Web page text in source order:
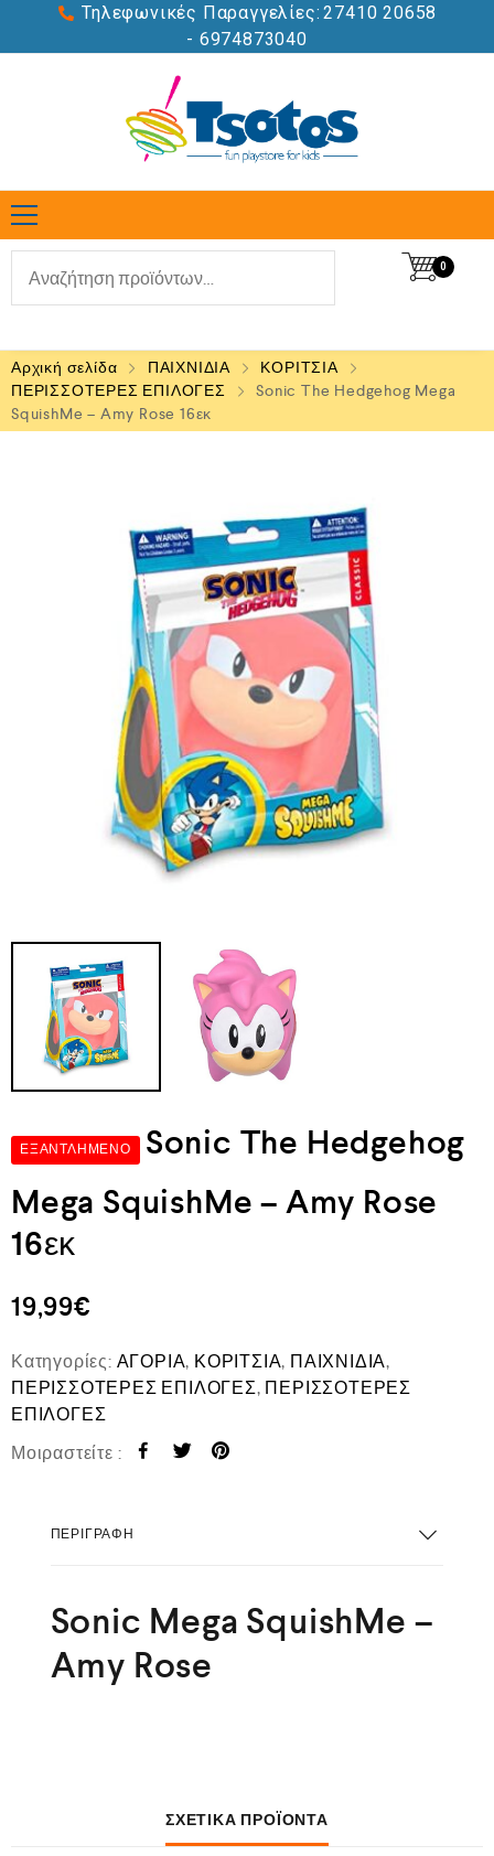
Τηλεφωνικές Παραγγελίες: 27410 20658
- 6974873040
0
Αρχική σελίδα ΠΑΙΧΝΙΔΙΑ
ΚΟΡΙΤΣΙΑ
ΠΕΡΙΣΣΟΤΕΡΕΣ ΕΠΙΛΟΓΕΣ
Sonic The Hedgehog Mega
SquishMe – Amy Rose 16εκ
ΕΞΑΝΤΛΗΜΈΝΟ
Sonic The Hedgehog
Mega SquishMe – Amy Rose
16εκ
19,99€
Κατηγορίες: ΑΓΟΡΙΑ, ΚΟΡΙΤΣΙΑ, ΠΑΙΧΝΙΔΙΑ,
ΠΕΡΙΣΣΟΤΕΡΕΣ ΕΠΙΛΟΓΕΣ, ΠΕΡΙΣΣΟΤΕΡΕΣ
ΕΠΙΛΟΓΕΣ
Μοιραστείτε :
ΠΕΡΙΓΡΑΦΉ
Sonic Mega SquishMe –
Amy Rose
ΣΧΕΤΙΚΆ ΠΡΟΪΌΝΤΑ